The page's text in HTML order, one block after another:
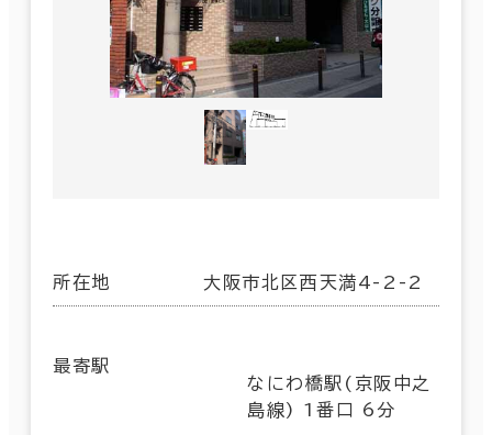
所在地 大阪市北区西天満4-2-2
最寄駅
なにわ橋駅(京阪中之
島線) 1番口 6分